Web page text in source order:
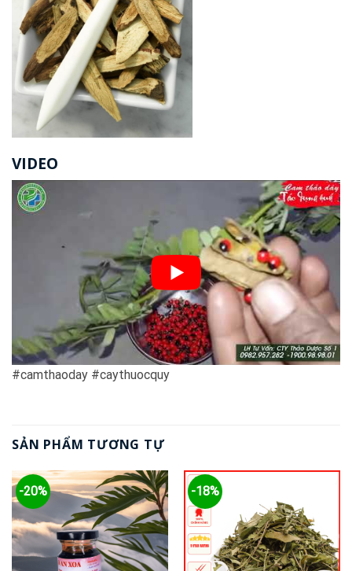
VIDEO
#camthaoday #caythuocquy
SẢN PHẨM TƯƠNG TỰ
-20% -18%